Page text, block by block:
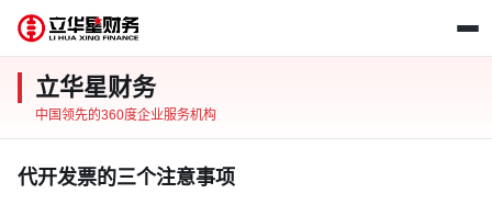
立华星财务
中国领先的360度企业服务机构
代开发票的三个注意事项